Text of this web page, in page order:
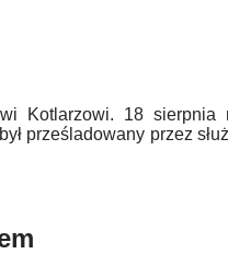
Kotlarzowi. 18 sierpnia
prześladowany przez